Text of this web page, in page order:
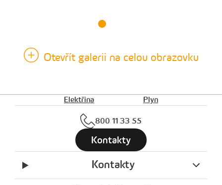
Otevřít galerii na celou obrazovku
Elektřina Plyn
800 11 33 55
Kontakty
Kontakty